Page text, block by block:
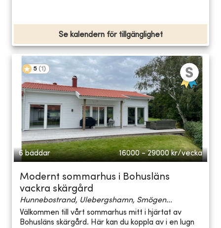
Se kalendern för tillgänglighet
5 (1 )
6 bäddar 16000 - 29000 kr/vecka
Modernt sommarhus i Bohusläns
vackra skärgård
Hunnebostrand, Ulebergshamn, Smögen...
Välkommen till vårt sommarhus mitt i hjärtat av
Bohusläns skärgård. Här kan du koppla av i en lugn